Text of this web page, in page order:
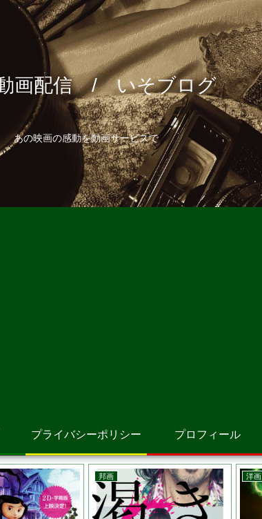
画配信 / いそブログ
あの映画の感動を動画サービスで
プライバシーポリシー プロフィール
邦画 韓国映画